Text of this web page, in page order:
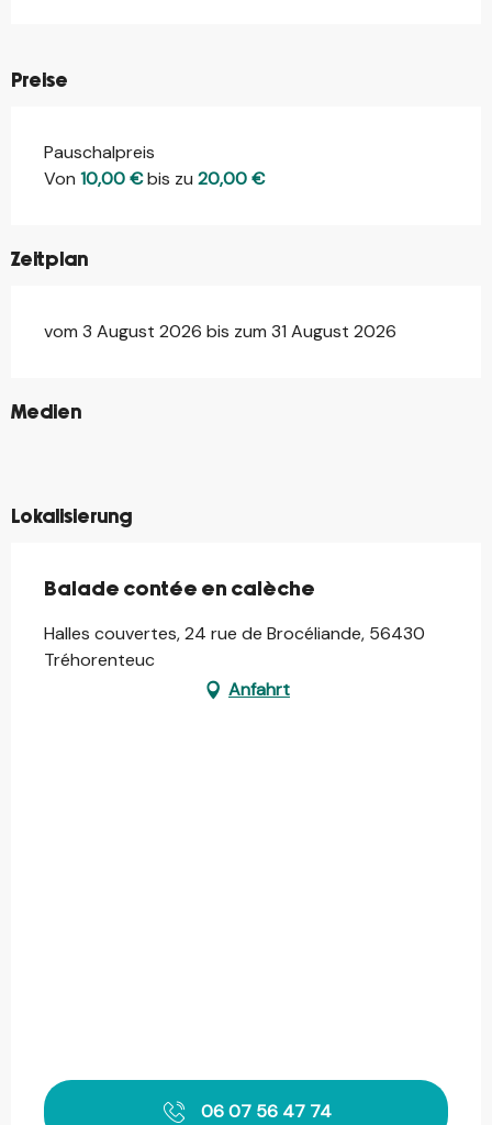
Preise
Pauschalpreis
Von 10,00 €bis zu 20,00 €
Zeitplan
vom 3 August 2026 bis zum 31 August 2026
Medien
©
©
Lokalisierung
Balade contée en calèche
Halles couvertes, 24 rue de Brocéliande, 56430
Tréhorenteuc
Anfahrt
06 07 56 47 74